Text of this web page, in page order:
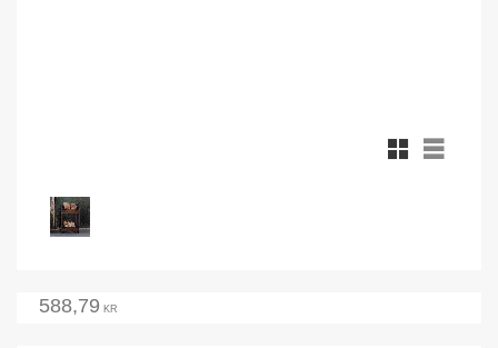
Rutnätsvy
Listvy
588,79 KR